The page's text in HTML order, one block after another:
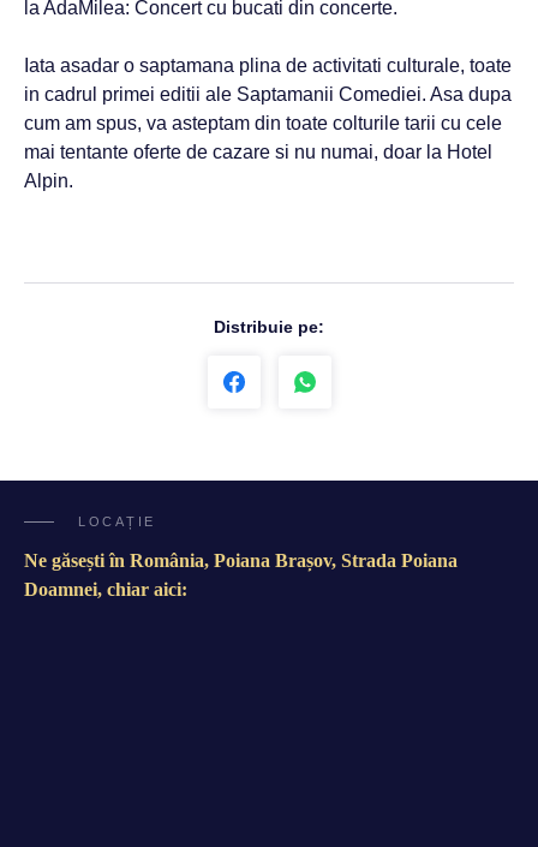
la AdaMilea: Concert cu bucati din concerte.
Iata asadar o saptamana plina de activitati culturale, toate
in cadrul primei editii ale Saptamanii Comediei. Asa dupa
cum am spus, va asteptam din toate colturile tarii cu cele
mai tentante oferte de cazare si nu numai, doar la Hotel
Alpin.
Distribuie pe:
LOCAȚIE
Ne găsești în România, Poiana Brașov, Strada Poiana
Doamnei, chiar aici: